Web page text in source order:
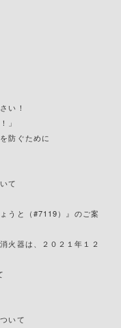
い！
」
防ぐために
て
うと（#7119）』のご案
火器は、２０２１年１２
いて